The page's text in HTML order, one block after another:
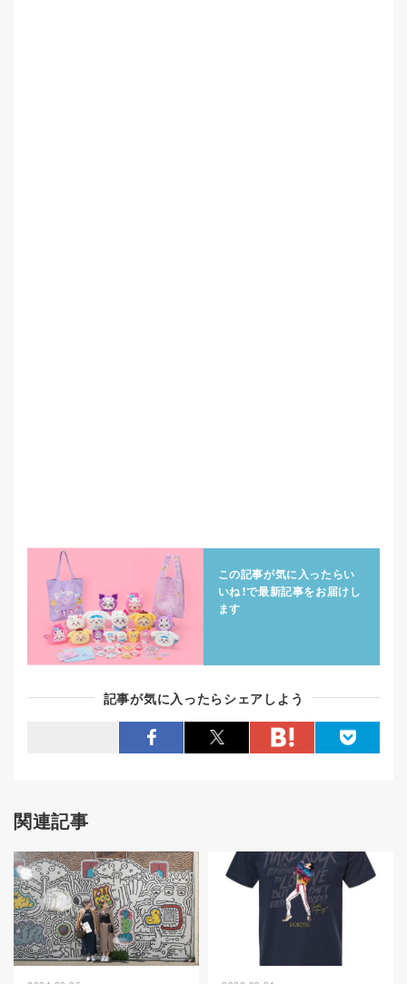
この記事が気に入ったらい
いね！で最新記事をお届けし
ます
記事が気に入ったらシェアしよう
関連記事